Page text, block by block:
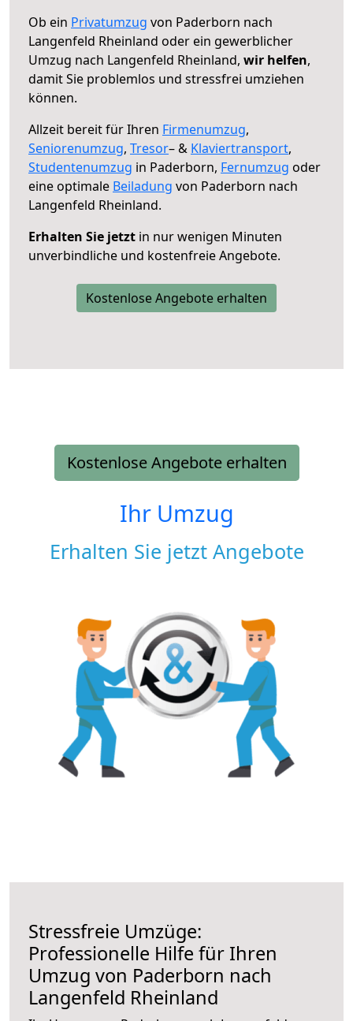
Ob ein Privatumzug von Paderborn nach
Langenfeld Rheinland oder ein gewerblicher
Umzug nach Langenfeld Rheinland, wir helfen,
damit Sie problemlos und stressfrei umziehen
können.
Allzeit bereit für Ihren Firmenumzug,
Seniorenumzug, Tresor– & Klaviertransport,
Studentenumzug in Paderborn, Fernumzug oder
eine optimale Beiladung von Paderborn nach
Langenfeld Rheinland.
Erhalten Sie jetzt in nur wenigen Minuten
unverbindliche und kostenfreie Angebote.
Kostenlose Angebote erhalten
Kostenlose Angebote erhalten
Ihr Umzug
Erhalten Sie jetzt Angebote
Stressfreie Umzüge:
Professionelle Hilfe für Ihren
Umzug von Paderborn nach
Langenfeld Rheinland